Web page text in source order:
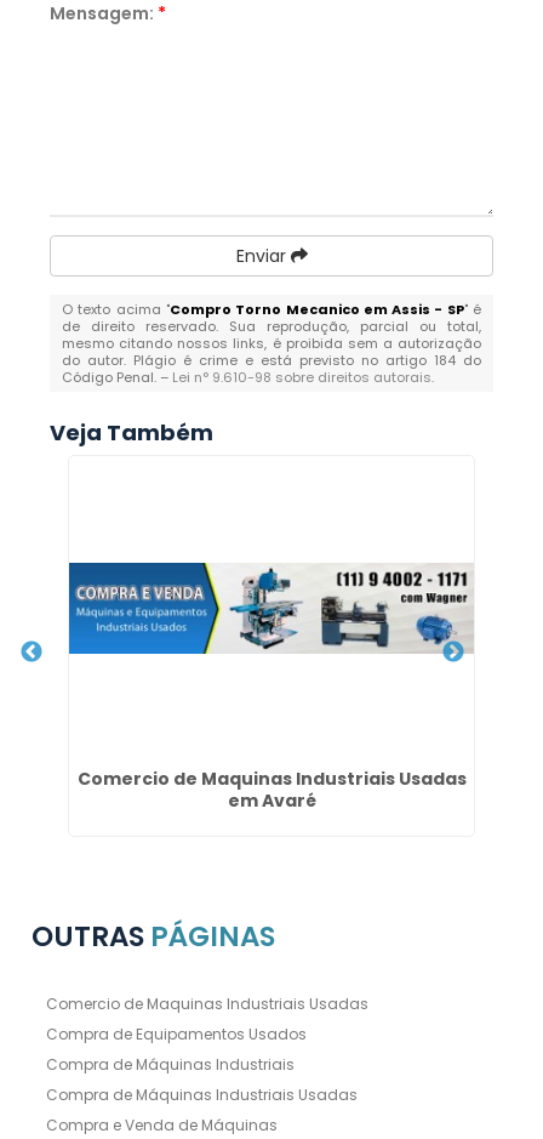
Mensagem: *
Enviar
O texto acima "Compro Torno Mecanico em Assis - SP" é
de direito reservado. Sua reprodução, parcial ou total,
mesmo citando nossos links, é proibida sem a autorização
do autor. Plágio é crime e está previsto no artigo 184 do
Código Penal. – Lei n° 9.610-98 sobre direitos autorais.
Veja Também
Comercio de Maquinas Industriais Usadas
em Avaré
OUTRAS PÁGINAS
Comercio de Maquinas Industriais Usadas
Compra de Equipamentos Usados
Compra de Máquinas Industriais
Compra de Máquinas Industriais Usadas
Compra e Venda de Máquinas